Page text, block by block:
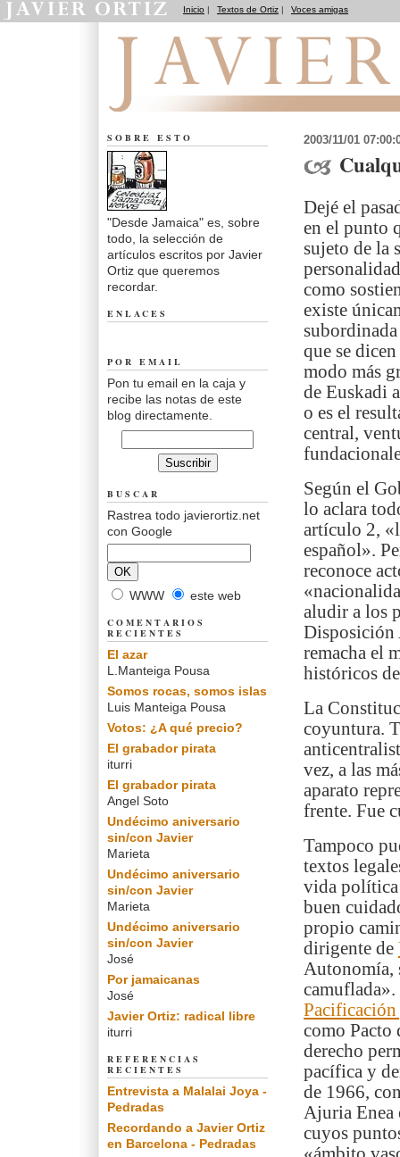
Inicio | Textos de Ortiz | Voces amigas
2003/11/01
Dejé el
en el punto
sujeto de la
como
existe
que se
modo más
de Euskadi
o es el
central,
Según el
lo aclara
artículo 2,
español».
reconoce
aludir a los
Disposición
remacha el
históricos
La
coyuntura.
vez, a las
aparato
frente. Fue
Tampoco
textos
vida
buen
propio
dirigente de
Autonomía,
como Pacto
derecho
pacífica y
de 1966,
Ajuria Enea
cuyos
SOBRE ESTO
"Desde Jamaica" es, sobre
todo, la selección de
artículos escritos por Javier
Ortiz que queremos
recordar.
ENLACES
POR EMAIL
Pon tu email en la caja y
recibe las notas de este
blog directamente.
BUSCAR
Rastrea todo javierortiz.net
con Google
WWW este web
COMENTARIOS
RECIENTES
El azar
L.Manteiga Pousa
Somos rocas, somos islas
Luis Manteiga Pousa
Votos: ¿A qué precio?
El grabador pirata
iturri
El grabador pirata
Angel Soto
Undécimo aniversario
sin/con Javier
Marieta
Undécimo aniversario
sin/con Javier
Marieta
Undécimo aniversario
sin/con Javier
José
Por jamaicanas
José
Javier Ortiz: radical libre
iturri
REFERENCIAS
RECIENTES
Entrevista a Malalai Joya -
Pedradas
Recordando a Javier Ortiz
en Barcelona - Pedradas